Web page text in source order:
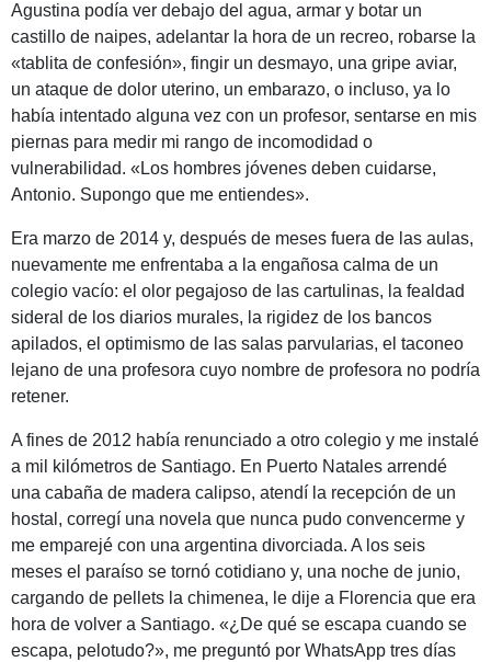
Agustina podía ver debajo del agua, armar y botar un
castillo de naipes, adelantar la hora de un recreo, robarse la
«tablita de confesión», fingir un desmayo, una gripe aviar,
un ataque de dolor uterino, un embarazo, o incluso, ya lo
había intentado alguna vez con un profesor, sentarse en mis
piernas para medir mi rango de incomodidad o
vulnerabilidad. «Los hombres jóvenes deben cuidarse,
Antonio. Supongo que me entiendes».
Era marzo de 2014 y, después de meses fuera de las aulas,
nuevamente me enfrentaba a la engañosa calma de un
colegio vacío: el olor pegajoso de las cartulinas, la fealdad
sideral de los diarios murales, la rigidez de los bancos
apilados, el optimismo de las salas parvularias, el taconeo
lejano de una profesora cuyo nombre de profesora no podría
retener.
A fines de 2012 había renunciado a otro colegio y me instalé
a mil kilómetros de Santiago. En Puerto Natales arrendé
una cabaña de madera calipso, atendí la recepción de un
hostal, corregí una novela que nunca pudo convencerme y
me emparejé con una argentina divorciada. A los seis
meses el paraíso se tornó cotidiano y, una noche de junio,
cargando de pellets la chimenea, le dije a Florencia que era
hora de volver a Santiago. «¿De qué se escapa cuando se
escapa, pelotudo?», me preguntó por WhatsApp tres días